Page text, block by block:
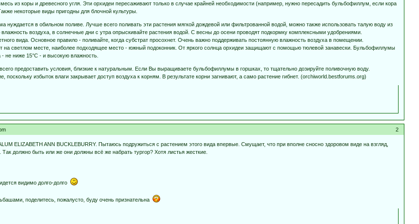
из коры и древесного угля. Эти орхидеи пересаживают только в случае крайней необходимости (например, нужно пересадить бульбофиллум, если кора
некоторые виды пригодны для блочной культуры.
нуждается в обильном поливе. Лучше всего поливать эти растения мягкой дождевой или фильтрованной водой, можно также использовать талую воду из
воздуха, в солнечные дни с утра опрыскивайте растения водой. С весны до осени проводят подкормку комплексными удобрениями.
вида. Основное правило - поливайте, когда субстрат просохнет. Очень важно поддерживать постоянную влажность воздуха в помещении.
на светлом месте, наиболее подходящее место - южный подоконник. От яркого солнца орхидеи защищают с помощью тюлевой занавески. Бульбофиллумы
не ниже 15°С - и высокую влажность.
предоставить условия, близкие к натуральным. Если Вы выращиваете бульбофиллумы в горшках, то тщательно дозируйте поливочную воду.
поскольку избыток влаги закрывает доступ воздуха к корням. В результате корни загнивают, а само растение гибнет. (orchiworld.bestforums.org)
2
ELIZABETH ANN BUCKLEBURRY. Пытаюсь подружиться с растением этого вида впервые. Смущает, что при вполне сносно здоровом виде на взгляд,
должно быть или же они должны всё же набрать тургор? Хотя листья жесткие.
видимо долго-долго
поделитесь, пожалусто, буду очень признательна